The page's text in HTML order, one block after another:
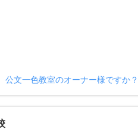
公文一色教室のオーナー様ですか？